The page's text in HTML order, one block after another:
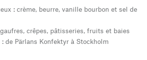
: crème, beurre, vanille bourbon et sel de
crêpes, pâtisseries, fruits et baies
de Pärlans Konfektyr à Stockholm